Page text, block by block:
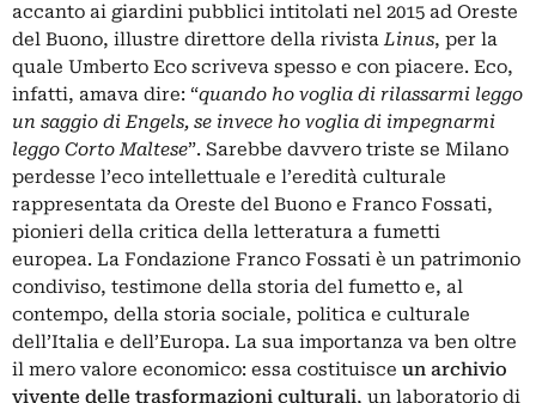
accanto ai giardini pubblici intitolati nel 2015 ad Oreste
del Buono, illustre direttore della rivistaLinus, per la
quale Umberto Eco scriveva spesso e con piacere. Eco,
infatti, amava dire: “quando ho voglia di rilassarmi leggo
un saggio di Engels, se invece ho voglia di impegnarmi
leggo Corto Maltese”. Sarebbe davvero triste se Milano
perdesse l’eco intellettuale e l’eredità culturale
rappresentata da Oreste del Buono e Franco Fossati,
pionieri della critica della letteratura a fumetti
europea. La Fondazione Franco Fossati è un patrimonio
condiviso, testimone della storia del fumetto e, al
contempo, della storia sociale, politica e culturale
dell’Italia e dell’Europa. La sua importanza va ben oltre
il mero valore economico: essa costituisce un archivio
vivente delle trasformazioni culturali, un laboratorio di